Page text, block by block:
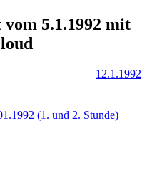
5.1.1992 mit
12.1.1992